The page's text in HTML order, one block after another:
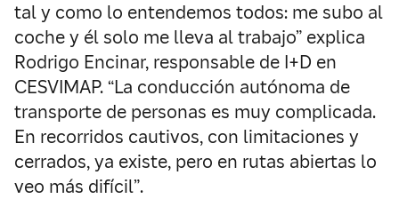
tal y como lo entendemos todos: me subo al
coche y él solo me lleva al trabajo” explica
Rodrigo Encinar, responsable de I+D en
CESVIMAP. “La conducción autónoma de
transporte de personas es muy complicada.
En recorridos cautivos, con limitaciones y
cerrados, ya existe, pero en rutas abiertas lo
veo más difícil”.